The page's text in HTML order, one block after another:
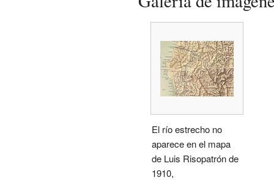
El río estrecho no
aparece en el mapa
de Luis Risopatrón de
1910,